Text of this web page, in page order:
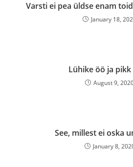
Varsti ei pea üldse enam
January 18,
Lühike öö ja pikk
August 9,
See, millest ei oska
January 8,